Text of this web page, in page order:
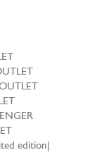
edition|